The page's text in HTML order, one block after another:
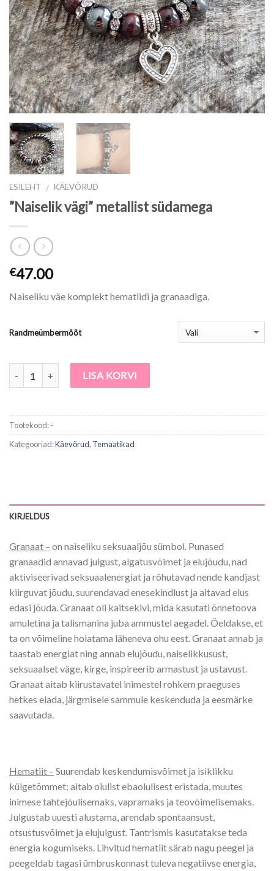
ESILEHT / KÄEVÕRUD
”Naiselik vägi” metallist südamega
€47.00
Naiseliku väe komplekt hematiidi ja granaadiga.
Randmeümbermõõt
LISA KORVI
Tootekood:-
Kategooriad:Käevõrud, Temaatikad
KIRJELDUS
Granaat – on naiseliku seksuaaljõu sümbol. Punased
granaadid annavad julgust, algatusvõimet ja elujõudu, nad
aktiviseerivad seksuaalenergiat ja rõhutavad nende kandjast
kiirguvat jõudu, suurendavad enesekindlust ja aitavad elus
edasi jõuda. Granaat oli kaitsekivi, mida kasutati õnnetoova
amuletina ja talismanina juba ammustel aegadel. Öeldakse, et
ta on võimeline hoiatama läheneva ohu eest. Granaat annab ja
taastab energiat ning annab elujõudu, naiselikkusust,
seksuaalset väge, kirge, inspireerib armastust ja ustavust.
Granaat aitab kiirustavatel inimestel rohkem praeguses
hetkes elada, järgmisele sammule keskenduda ja eesmärke
saavutada.
Hematiit – Suurendab keskendumisvõimet ja isiklikku
külgetõmmet; aitab olulist ebaolulisest eristada, muutes
inimese tahtejõulisemaks, vapramaks ja teo­võimeli­semaks.
Julgustab uuesti alustama, arendab spontaansust,
otsustusvõimet ja elujulgust. Tantrismis kasutatakse teda
energia kogumiseks. Lihvitud hematiit särab nagu peegel ja
peegeldab tagasi ümbruskonnast tuleva negatiivse energia,